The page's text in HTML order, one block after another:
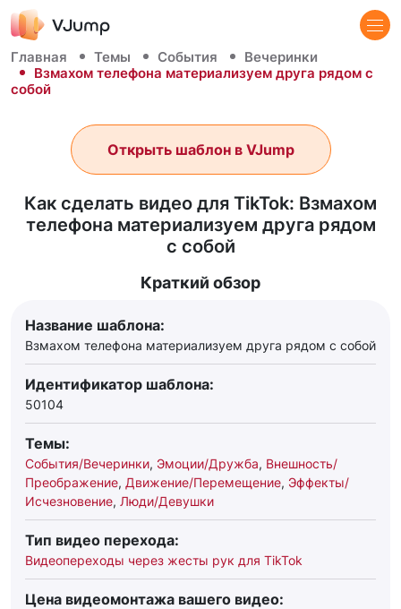
Главная Темы События
Вечеринки
Взмахом телефона материализуем друга рядом с
собой
Как сделать видео для TikTok: Взмахом
телефона материализуем друга рядом
с собой
Открыть шаблон в VJump
Краткий обзор
Название шаблона:
Взмахом телефона материализуем друга рядом с собой
Идентификатор шаблона:
50104
Темы:
События/Вечеринки, Эмоции/Дружба, Внешность/
Преображение, Движение/Перемещение, Эффекты/
Исчезновение, Люди/Девушки
Тип видео перехода:
Видеопереходы через жесты рук для TikTok
Цена видеомонтажа вашего видео: